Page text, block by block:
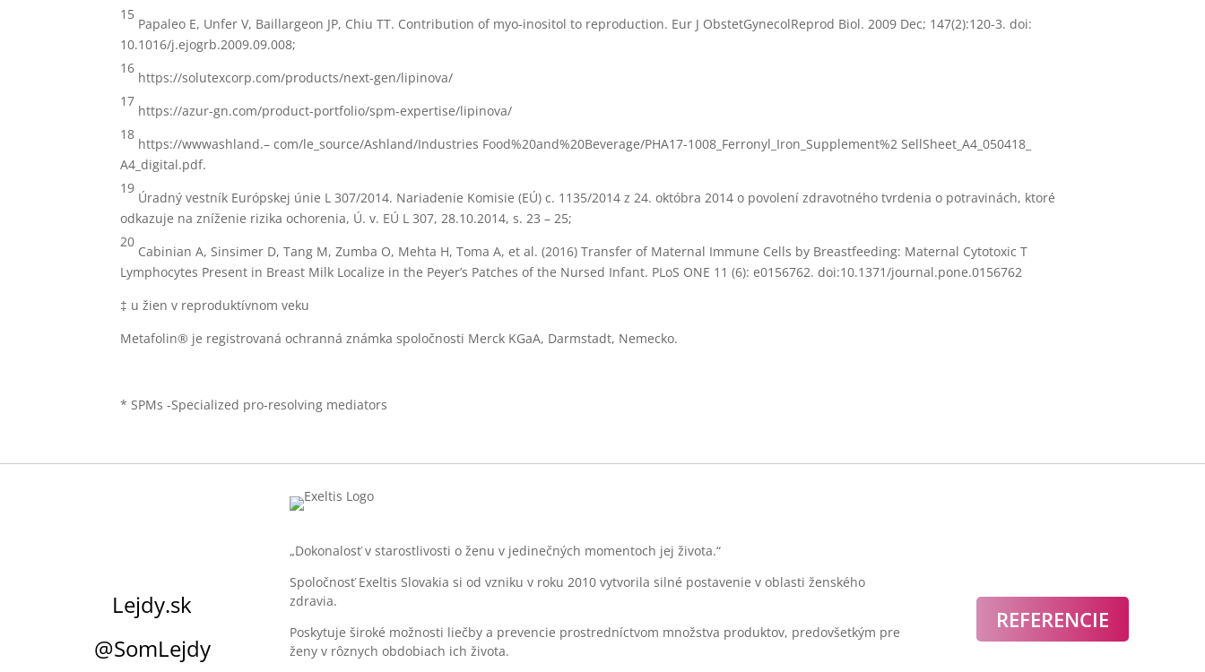
15
Papaleo E, Unfer V, Baillargeon JP, Chiu TT. Contribution of myo-inositol to reproduction. Eur J ObstetGynecolReprod Biol. 2009 Dec; 147(2):120-3. doi:
10.1016/j.ejogrb.2009.09.008;
16
https://solutexcorp.com/products/next-gen/lipinova/
17
https://azur-gn.com/product-portfolio/spm-expertise/lipinova/
18
https://wwwashland.– com/le_source/Ashland/Industries Food%20and%20Beverage/PHA17-1008_Ferronyl_Iron_Supplement%2 SellSheet_A4_050418_
A4_digital.pdf.
19
Úradný vestník Európskej únie L 307/2014. Nariadenie Komisie (EÚ) c. 1135/2014 z 24. októbra 2014 o povolení zdravotného tvrdenia o potravinách, ktoré
odkazuje na zníženie rizika ochorenia, Ú. v. EÚ L 307, 28.10.2014, s. 23 – 25;
20
Cabinian A, Sinsimer D, Tang M, Zumba O, Mehta H, Toma A, et al. (2016) Transfer of Maternal Immune Cells by Breastfeeding: Maternal Cytotoxic T
Lymphocytes Present in Breast Milk Localize in the Peyer’s Patches of the Nursed Infant. PLoS ONE 11 (6): e0156762. doi:10.1371/journal.pone.0156762
‡ u žien v reproduktívnom veku
Metafolin® je registrovaná ochranná známka spoločnosti Merck KGaA, Darmstadt, Nemecko.
* SPMs -Specialized pro-resolving mediators
Lejdy.sk
@SomLejdy
„Dokonalosť v starostlivosti o ženu v jedinečných momentoch jej života.“
Spoločnosť Exeltis Slovakia si od vzniku v roku 2010 vytvorila silné postavenie v oblasti ženského
zdravia.
Poskytuje široké možnosti liečby a prevencie prostredníctvom množstva produktov, predovšetkým pre
ženy v rôznych obdobiach ich života.
REFERENCIE